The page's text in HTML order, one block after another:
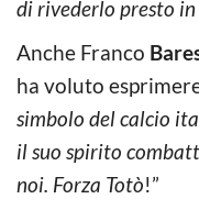
di rivederlo presto
Anche Franco
ha voluto
simbolo del calcio
il suo spirito
noi. Forza Totò!”